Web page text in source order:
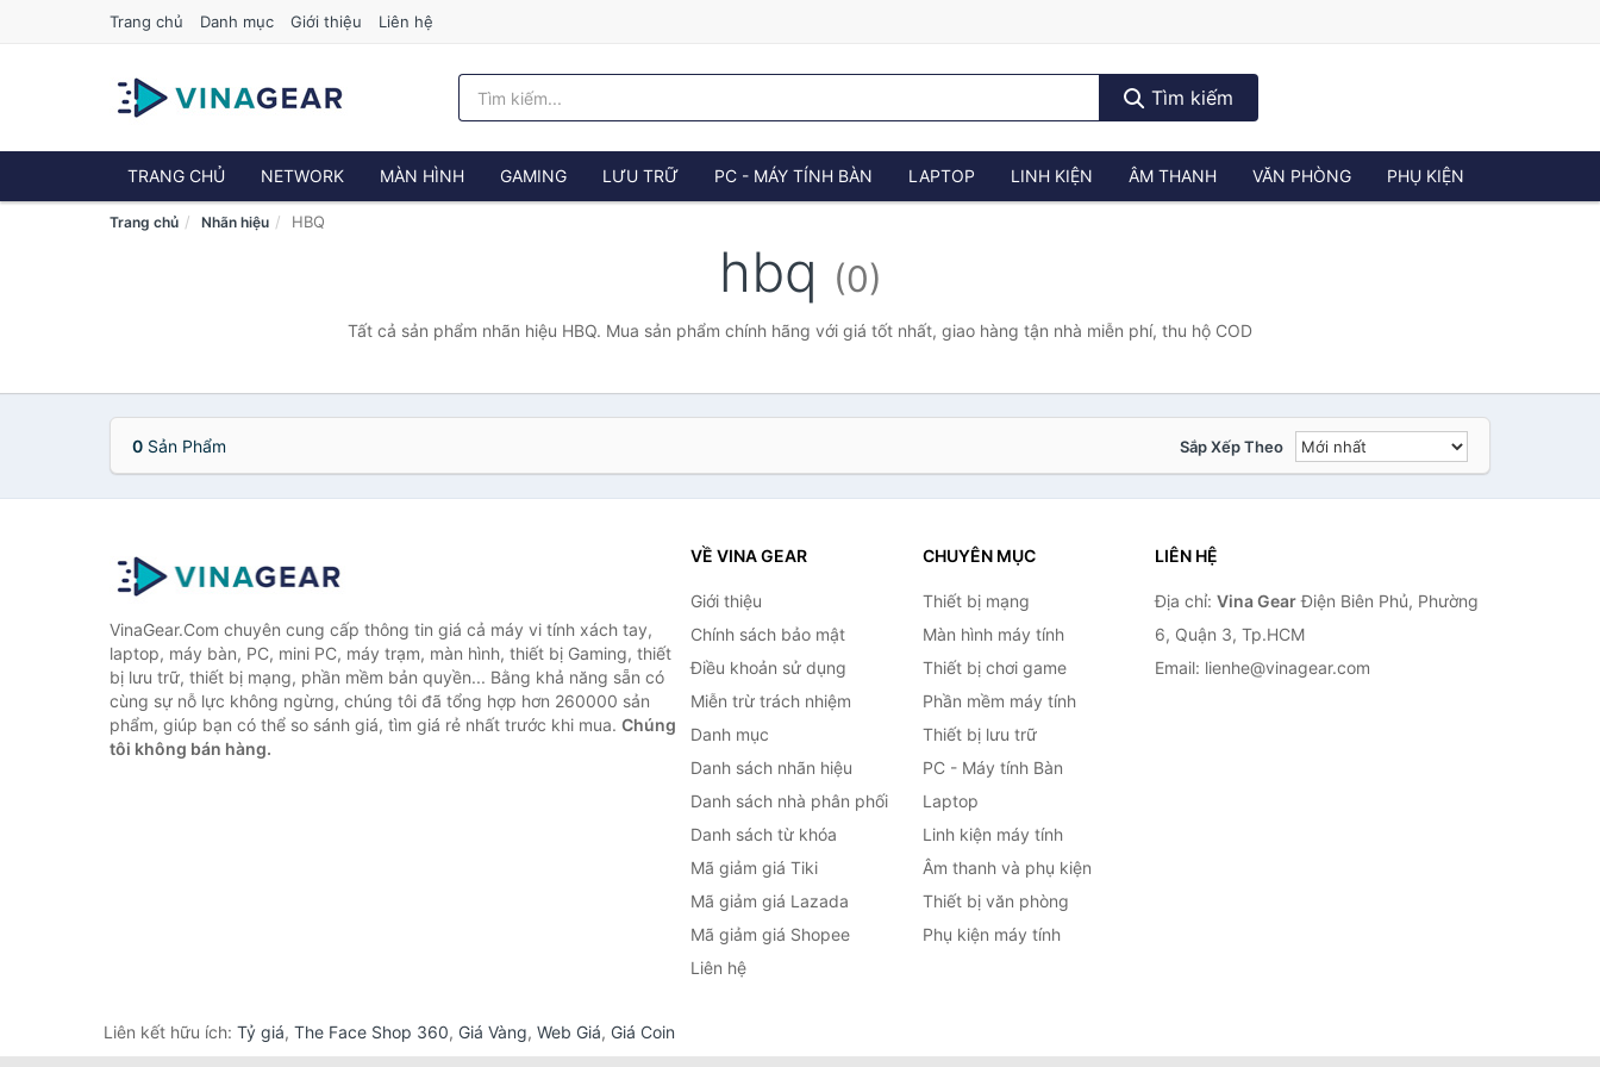
Trang chủ Danh mục Giới thiệu Liên hệ
Tìm kiếm
TRANG CHỦ NETWORK MÀN HÌNH GAMING LƯU TRỮ PC - MÁY TÍNH BÀN LAPTOP LINH KIỆN ÂM THANH VĂN PHÒNG PHỤ KIỆN
Trang chủ Nhãn hiệu HBQ
hbq (0)
Tất cả sản phẩm nhãn hiệu HBQ. Mua sản phẩm chính hãng với giá tốt nhất, giao hàng tận nhà miễn phí, thu hộ COD
0 Sản Phẩm Sắp Xếp Theo
VinaGear.Com chuyên cung cấp thông tin giá cả máy vi tính xách tay,
laptop, máy bàn, PC, mini PC, máy trạm, màn hình, thiết bị Gaming, thiết
bị lưu trữ, thiết bị mạng, phần mềm bản quyền... Bằng khả năng sẵn có
cùng sự nỗ lực không ngừng, chúng tôi đã tổng hợp hơn 260000 sản
phẩm, giúp bạn có thể so sánh giá, tìm giá rẻ nhất trước khi mua. Chúng
tôi không bán hàng.
VỀ VINA GEAR
Giới thiệu
Chính sách bảo mật
Điều khoản sử dụng
Miễn trừ trách nhiệm
Danh mục
Danh sách nhãn hiệu
Danh sách nhà phân phối
Danh sách từ khóa
Mã giảm giá Tiki
Mã giảm giá Lazada
Mã giảm giá Shopee
Liên hệ
CHUYÊN MỤC
Thiết bị mạng
Màn hình máy tính
Thiết bị chơi game
Phần mềm máy tính
Thiết bị lưu trữ
PC - Máy tính Bàn
Laptop
Linh kiện máy tính
Âm thanh và phụ kiện
Thiết bị văn phòng
Phụ kiện máy tính
LIÊN HỆ
Địa chỉ: Vina GearĐiện Biên Phủ, Phường
6, Quận 3, Tp.HCM
Email: lienhe@vinagear.com
Liên kết hữu ích: Tỷ giá, The Face Shop 360, Giá Vàng, Web Giá, Giá Coin